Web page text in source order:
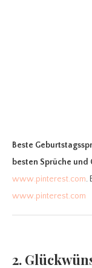
Beste
besten Sprüche und
www.pinterest.com.
www.pinterest.com
2.